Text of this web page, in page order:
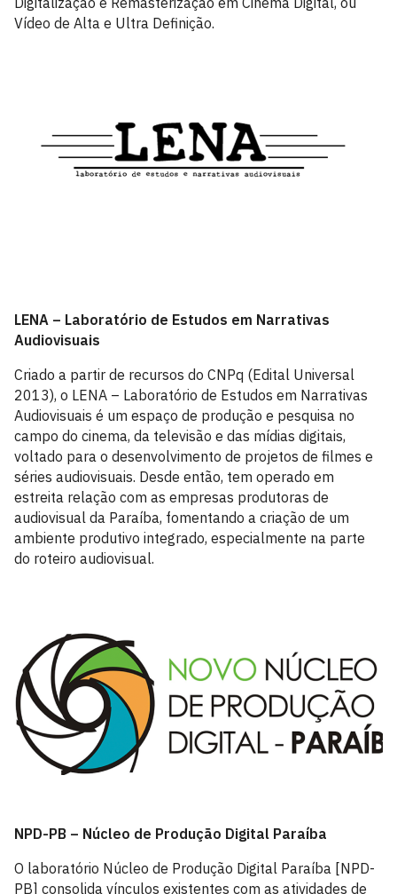
Vídeo de Alta e Ultra Definição.
LENA – Laboratório de Estudos em Narrativas
Audiovisuais
Criado a partir de recursos do CNPq (Edital Universal
2013), o LENA – Laboratório de Estudos em Narrativas
Audiovisuais é um espaço de produção e pesquisa no
campo do cinema, da televisão e das mídias digitais,
voltado para o desenvolvimento de projetos de filmes e
séries audiovisuais. Desde então, tem operado em
estreita relação com as empresas produtoras de
audiovisual da Paraíba, fomentando a criação de um
ambiente produtivo integrado, especialmente na parte
do roteiro audiovisual.
NPD-PB – Núcleo de Produção Digital Paraíba
O laboratório Núcleo de Produção Digital Paraíba [NPD-
PB] consolida vínculos existentes com as atividades de